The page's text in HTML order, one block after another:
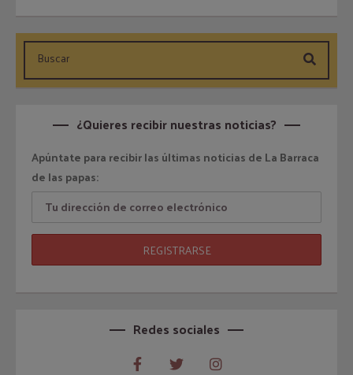
¿Quieres recibir nuestras noticias?
Apúntate para recibir las últimas noticias de La Barraca
de las papas:
Redes sociales